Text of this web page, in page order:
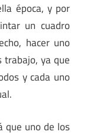
época, y por
un cuadro
hacer uno
trabajo, ya que
y cada uno
que uno de los